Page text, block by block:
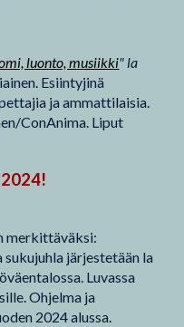
luonto, musiikki" la
Esiintyjinä
ja ammattilaisia.
ConAnima. Liput
merkittäväksi:
järjestetään la
Luvassa
Ohjelma ja
2024 alussa.